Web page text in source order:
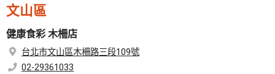
文山區
健康食彩 木柵店
台北市文山區木柵路三段109號
02-29361033